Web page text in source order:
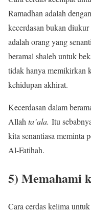
Ramadhan adalah
kecerdasan bukan
adalah orang yang
beramal shaleh untuk
tidak hanya memikirkan
kehidupan akhirat.
Kecerdasan dalam
Allahta’ala. Itu
kita senantiasa meminta
Al-Fatihah.
5) Memahami
Cara cerdas kelima